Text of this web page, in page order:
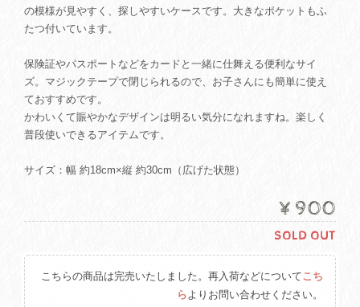
の模様が見やすく、探しやすいケースです。大きなポケットもふ
たつ付いています。
保険証やパスポートなどをカードと一緒に仕舞える便利なサイ
ズ。マジックテープで閉じられるので、お子さんにも簡単に使え
ておすすめです。
かわいくて賑やかなデザインは明るい気分になれますね。楽しく
普段使いできるアイテムです。
サイズ：幅 約18cm×縦 約30cm（広げた状態）
¥900
SOLD OUT
こちらの商品は完売いたしました。再入荷などについてこち
らよりお問い合わせください。